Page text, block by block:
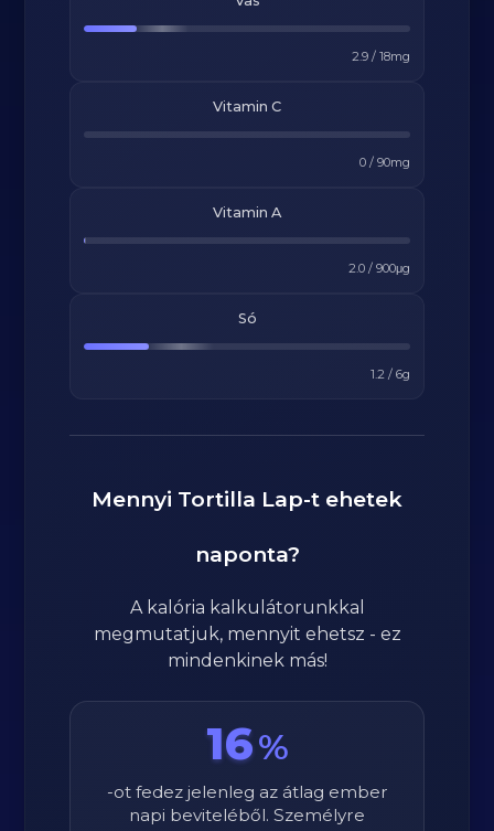
2.9/ 18mg
Vitamin C
0/ 90mg
Vitamin A
2.0/ 900μg
Só
1.2/ 6g
Mennyi Tortilla Lap-t ehetek
naponta?
A kalória kalkulátorunkkal
megmutatjuk, mennyit ehetsz - ez
mindenkinek más!
16%
-ot fedez jelenleg az átlag ember
napi beviteléből. Személyre